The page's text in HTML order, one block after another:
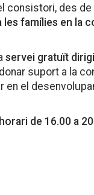
consistori, des de
les famílies en la
servei gratuït
suport a la
en el
de 16.00 a